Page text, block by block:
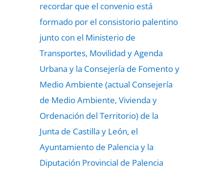
recordar que el convenio está
formado por el consistorio palentino
junto con el Ministerio de
Transportes, Movilidad y Agenda
Urbana y la Consejería de Fomento y
Medio Ambiente (actual Consejería
de Medio Ambiente, Vivienda y
Ordenación del Territorio) de la
Junta de Castilla y León, el
Ayuntamiento de Palencia y la
Diputación Provincial de Palencia